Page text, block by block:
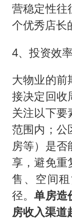
营稳定性往
个优秀店长
4、投资效率
大物业的前
接决定回收
关注以下要
范围内；公
房等）是否
享，避免重
售、空间
径。单房造
房收入渠道